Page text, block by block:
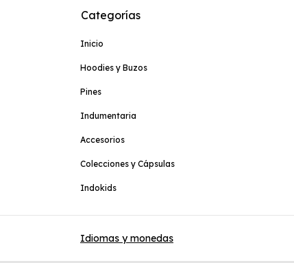
Categorías
Inicio
Hoodies y Buzos
Pines
Indumentaria
Accesorios
Colecciones y Cápsulas
Indokids
Idiomas y monedas